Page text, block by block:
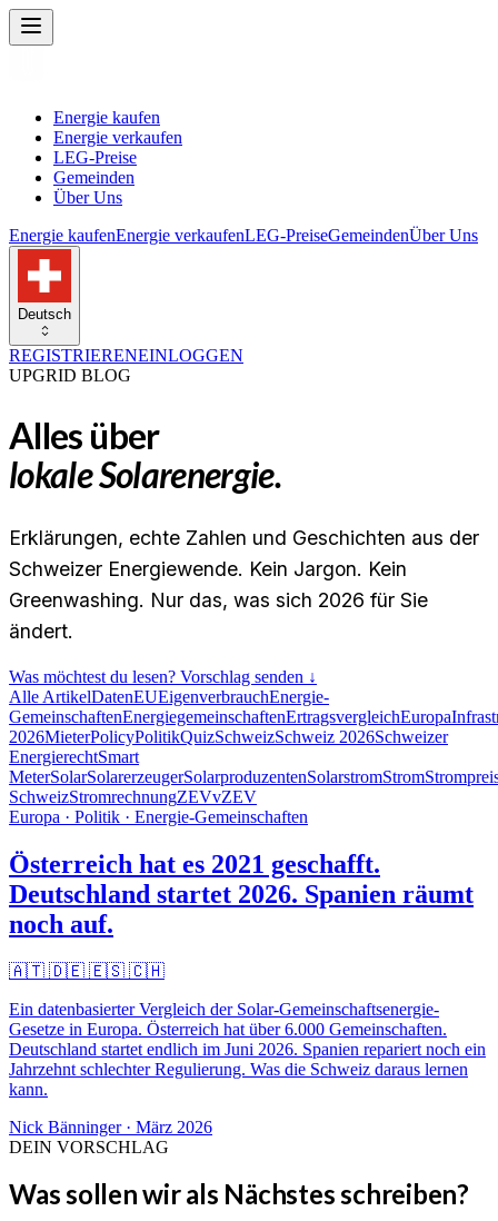
Energie kaufen
Energie verkaufen
LEG-Preise
Gemeinden
Über Uns
Energie kaufenEnergie verkaufenLEG-PreiseGemeindenÜber Uns
Deutsch
REGISTRIERENEINLOGGEN
UPGRID BLOG
Alles über
lokale Solarenergie.
Erklärungen, echte Zahlen und Geschichten aus der
Schweizer Energiewende. Kein Jargon. Kein
Greenwashing. Nur das, was sich 2026 für Sie
ändert.
Was möchtest du lesen? Vorschlag senden ↓
Alle ArtikelDatenEUEigenverbrauchEnergie-
GemeinschaftenEnergiegemeinschaftenErtragsvergleichEuropa
2026MieterPolicyPolitikQuizSchweizSchweiz 2026Schweizer
EnergierechtSmart
MeterSolarSolarerzeugerSolarproduzentenSolarstromStrom
SchweizStromrechnungZEVvZEV
Europa · Politik · Energie-Gemeinschaften
Österreich hat es 2021 geschafft.
Deutschland startet 2026. Spanien räumt
noch auf.
🇦🇹 🇩🇪 🇪🇸 🇨🇭
Ein datenbasierter Vergleich der Solar-Gemeinschaftsenergie-
Gesetze in Europa. Österreich hat über 6.000 Gemeinschaften.
Deutschland startet endlich im Juni 2026. Spanien repariert noch ein
Jahrzehnt schlechter Regulierung. Was die Schweiz daraus lernen
kann.
Nick Bänninger· März 2026
DEIN VORSCHLAG
Was sollen wir als Nächstes schreiben?